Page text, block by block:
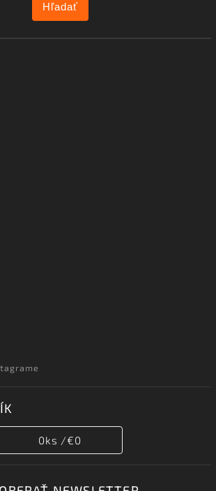
Hľadať
0ks /€0